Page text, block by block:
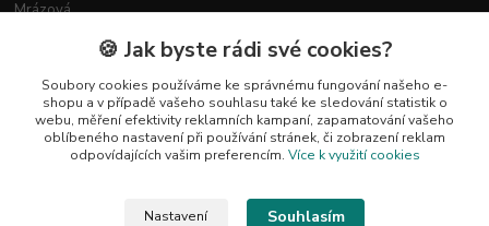
info@bylinky-maya.cz
🍪 Jak byste rádi své cookies?
Soubory cookies používáme ke správnému fungování našeho e-
shopu a v případě vašeho souhlasu také ke sledování statistik o
webu, měření efektivity reklamních kampaní, zapamatování vašeho
oblíbeného nastavení při používání stránek, či zobrazení reklam
odpovídajících vašim preferencím. Více k využití cookies
Nastavení Souhlasím